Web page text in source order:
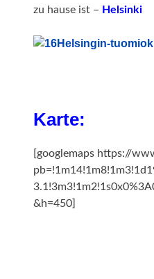
zu hause ist – Helsinki
Karte:
[googlemaps https://
&h=450]